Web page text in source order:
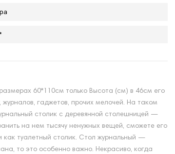
60*110см только Высота (см) в 46см его
журналов, гаджетов, прочих мелочей. На таком
столик с деревянной столешницей —
на нем тысячу ненужных вещей, сможете его
как туалетный столик. Стол журнальный —
то это особенно важно. Некрасиво, когда